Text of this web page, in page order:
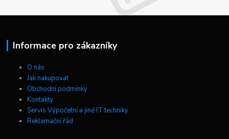
Informace pro zákazníky
O nás
Jak nakupovat
Obchodní podmínky
Kontakty
Servis Výpočetní a jiné IT techniky
Reklamační řád